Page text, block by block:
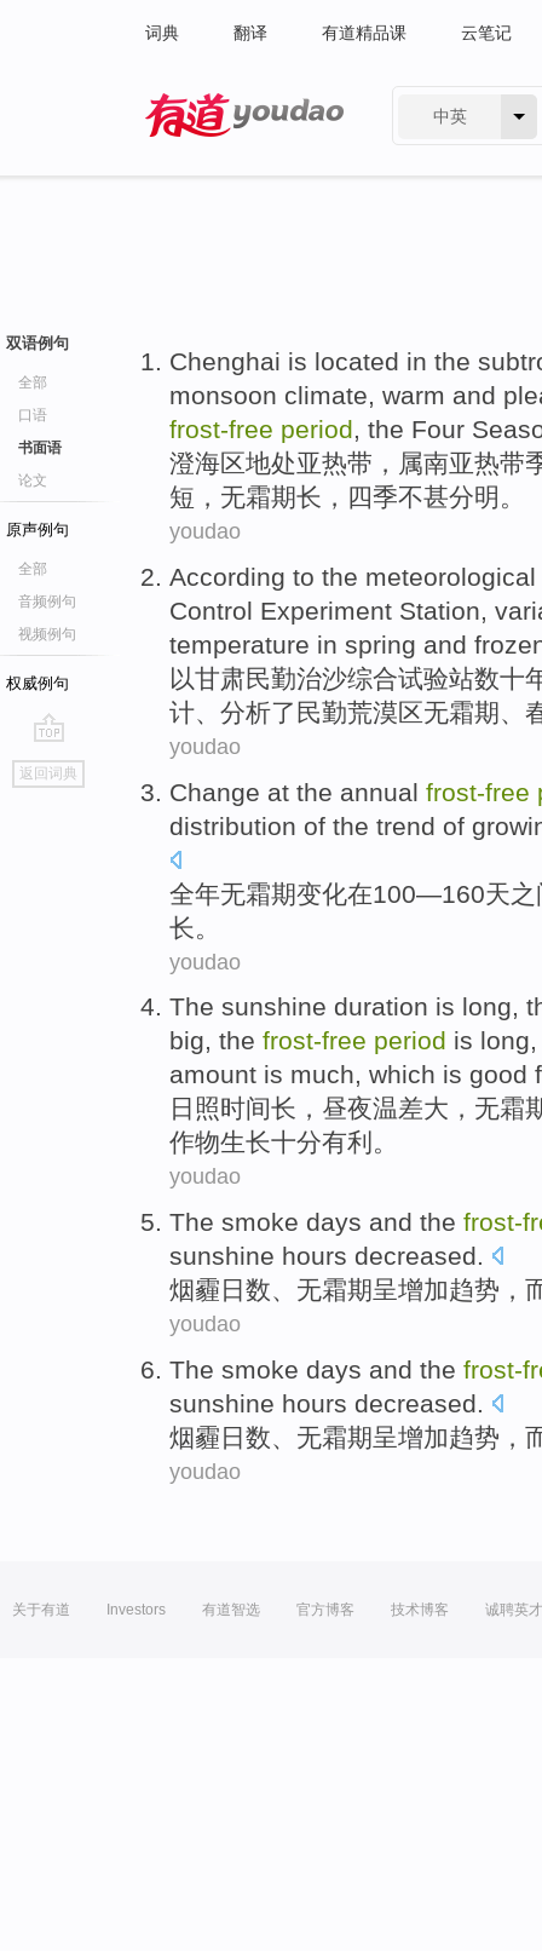
词典 翻译 有道精品课 云笔记
中英
双语例句
全部
口语
书面语
论文
原声例句
全部
音频例句
视频例句
权威例句
go
top
返回词典
Chenghai is located in the
monsoon climate, warm and
frost-free period, the Four
澄海区地处亚热带 ，属南亚热带
短 ， 无霜期长 ， 四季不甚分明 。
youdao
According to the meteorological
Control Experiment Station,
temperature in spring and
以甘肃民勤治沙综合试验站数十
计、分析了民勤荒漠区无霜期、
youdao
Change at the annual frost-free
distribution of the trend of
全年无霜期变化在100—160天
长。
youdao
The sunshine duration is long,
big, the frost-free period is
amount is much, which is good
日照时间长 ，昼夜温差大 ， 无霜
作物生长十分有利。
youdao
The smoke days and the frost-
sunshine hours decreased.
烟霾日数、 无霜期呈增加趋势 ，
youdao
The smoke days and the frost-
sunshine hours decreased.
烟霾日数、 无霜期呈增加趋势 ，
youdao
关于有道 Investors 有道智选 官方博客 技术博客 诚聘英才